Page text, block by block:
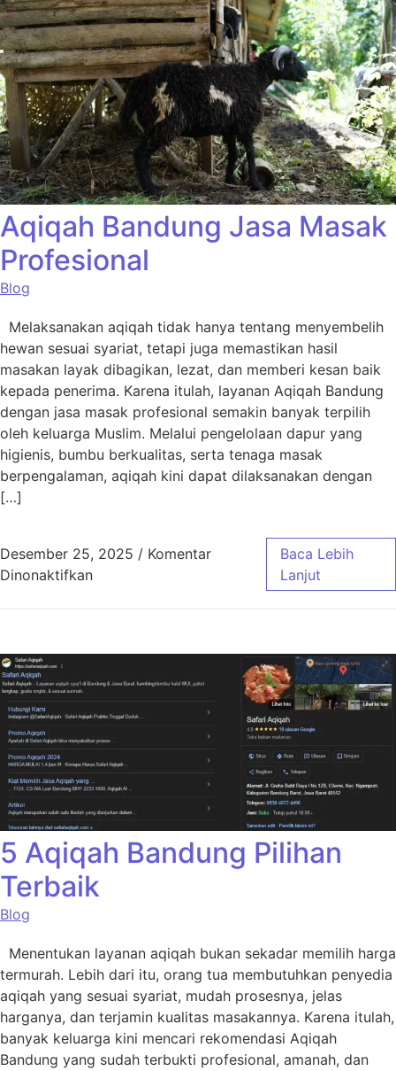
Aqiqah Bandung Jasa Masak
Profesional
Blog
Melaksanakan aqiqah tidak hanya tentang menyembelih
hewan sesuai syariat, tetapi juga memastikan hasil
masakan layak dibagikan, lezat, dan memberi kesan baik
kepada penerima. Karena itulah, layanan Aqiqah Bandung
dengan jasa masak profesional semakin banyak terpilih
oleh keluarga Muslim. Melalui pengelolaan dapur yang
higienis, bumbu berkualitas, serta tenaga masak
berpengalaman, aqiqah kini dapat dilaksanakan dengan
[…]
Desember 25, 2025 / Komentar
Dinonaktifkanpada Aqiqah Bandung Jasa Masak
Baca Lebih
Lanjut
5 Aqiqah Bandung Pilihan
Terbaik
Blog
Menentukan layanan aqiqah bukan sekadar memilih harga
termurah. Lebih dari itu, orang tua membutuhkan penyedia
aqiqah yang sesuai syariat, mudah prosesnya, jelas
harganya, dan terjamin kualitas masakannya. Karena itulah,
banyak keluarga kini mencari rekomendasi Aqiqah
Bandung yang sudah terbukti profesional, amanah, dan